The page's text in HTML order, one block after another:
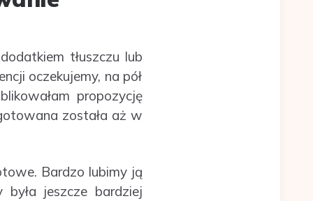
tłuszczu lub
oczekujemy, na pół
propozycję
została aż w
Bardzo lubimy ją
była jeszcze bardziej